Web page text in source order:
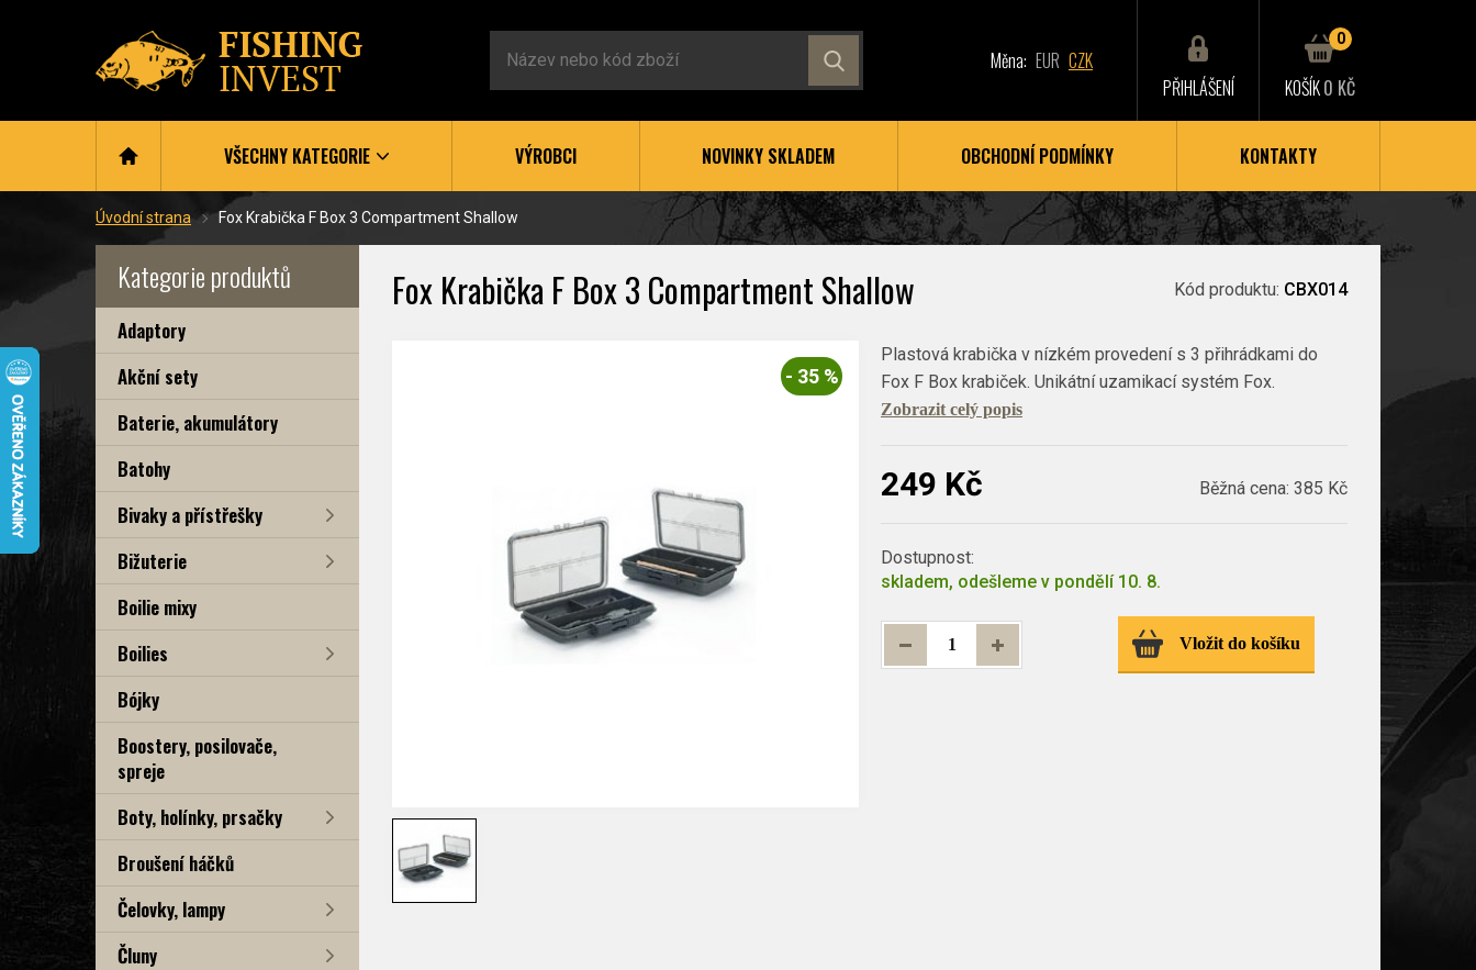
Měna: EUR CZK
PŘIHLÁŠENÍ
0
KOŠÍK0 KČ
VŠECHNY KATEGORIE VÝROBCI NOVINKY SKLADEM OBCHODNÍ PODMÍNKY KONTAKTY
Úvodní strana Fox Krabička F Box 3 Compartment Shallow
Kategorie produktů
Adaptory
Akční sety
Baterie, akumulátory
Batohy
Bivaky a přístřešky
Bižuterie
Boilie mixy
Boilies
Bójky
Boostery, posilovače,
spreje
Boty, holínky, prsačky
Broušení háčků
Čelovky, lampy
Čluny
Fox Krabička F Box 3 Compartment Shallow Kód produktu: CBX014
- 35 %
Plastová krabička v nízkém provedení s 3 přihrádkami do
Fox F Box krabiček. Unikátní uzamikací systém Fox.
Zobrazit celý popis
249 Kč Běžná cena: 385 Kč
Dostupnost:
skladem, odešleme v pondělí 10. 8.
Vložit do košíku